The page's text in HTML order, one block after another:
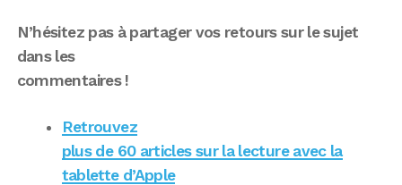
N’hésitez pas à partager vos retours sur le sujet
dans les
commentaires !
Retrouvez
plus de 60 articles sur la lecture avec la
tablette d’Apple